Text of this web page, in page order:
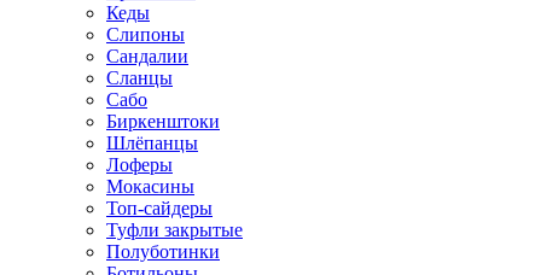
Кеды
Слипоны
Сандалии
Сланцы
Сабо
Биркенштоки
Шлёпанцы
Лоферы
Мокасины
Топ-сайдеры
Туфли закрытые
Полуботинки